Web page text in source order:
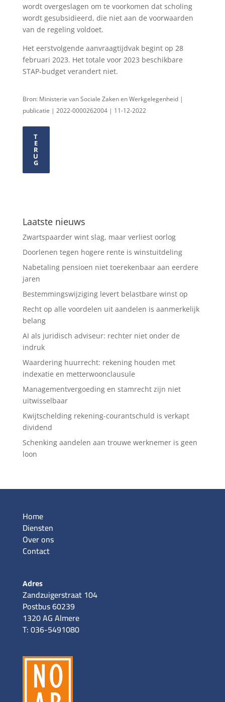
wordt overgeslagen om te voorkomen dat scholing
wordt gesubsidieerd, die niet aan de voorwaarden
van de regeling voldoet.
Het eerstvolgende aanvraagtijdvak begint op 28
februari 2023. Het totale voor 2023 beschikbare
STAP-budget verandert niet.
Bron: Ministerie van Sociale Zaken en Werkgelegenheid |
publicatie | 2022-0000262004 | 11-12-2022
T
E
R
U
G
Laatste nieuws
Zwartspaarder wint slag, maar verliest oorlog
Doorlenen tegen hogere rente is winstuitdeling
Nabetaling pensioen niet toerekenbaar aan eerdere
jaren
Bestemmingswijziging levert belastbare winst op
Recht op alle voordelen uit aandelen is aanmerkelijk
belang
AI als juridisch adviseur: rechter niet onder de
indruk
Waardering huurrecht: rekening houden met
indexatie en metterwoonclausule
Managementvergoeding en stamrecht zijn niet
uitwisselbaar
Kwijtschelding rekening-courantschuld is verkapt
dividend
Schenking aandelen aan trouwe werknemer is geen
loon
Home
Diensten
Over ons
Contact
Adres
Zandzuigerstraat 104
Postbus 60239
1320 AG Almere
T: 036-5491080